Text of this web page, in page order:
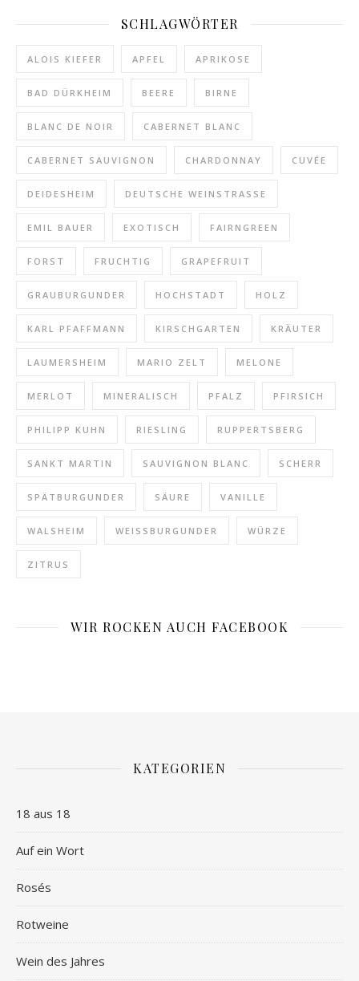
SCHLAGWÖRTER
ALOIS KIEFER APFEL APRIKOSE
BAD DÜRKHEIM BEERE BIRNE
BLANC DE NOIR CABERNET BLANC
CABERNET SAUVIGNON CHARDONNAY CUVÉE
DEIDESHEIM DEUTSCHE WEINSTRASSE
EMIL BAUER EXOTISCH FAIRNGREEN
FORST FRUCHTIG GRAPEFRUIT
GRAUBURGUNDER HOCHSTADT HOLZ
KARL PFAFFMANN KIRSCHGARTEN KRÄUTER
LAUMERSHEIM MARIO ZELT MELONE
MERLOT MINERALISCH PFALZ PFIRSICH
PHILIPP KUHN RIESLING RUPPERTSBERG
SANKT MARTIN SAUVIGNON BLANC SCHERR
SPÄTBURGUNDER SÄURE VANILLE
WALSHEIM WEISSBURGUNDER WÜRZE
ZITRUS
WIR ROCKEN AUCH FACEBOOK
KATEGORIEN
18 aus 18
Auf ein Wort
Rosés
Rotweine
Wein des Jahres